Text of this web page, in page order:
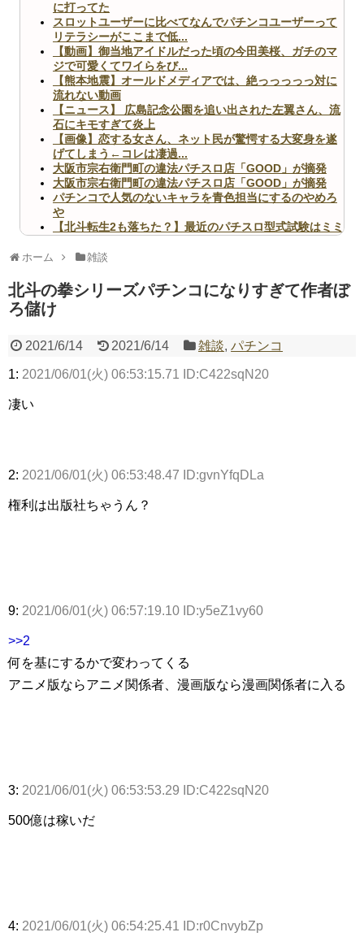
に打ってた
スロットユーザーに比べてなんでパチンコユーザーって
リテラシーがここまで低...
【動画】御当地アイドルだった頃の今田美桜、ガチのマ
ジで可愛くてワイらをび...
【熊本地震】オールドメディアでは、絶っっっっっ対に
流れない動画
【ニュース】 広島記念公園を追い出された左翼さん、流
石にキモすぎて炎上
【画像】恋する女さん、ネット民が驚愕する大変身を遂
げてしまう←コレは凄過...
大阪市宗右衛門町の違法パチスロ店「GOOD」が摘発
大阪市宗右衛門町の違法パチスロ店「GOOD」が摘発
パチンコで人気のないキャラを青色担当にするのやめろ
や
【北斗転生2も落ちた？】最近のパチスロ型式試験はミミ
無職のパチンコカス(22)なんやが、ワイの人生どれくら
AngelBeats!とかいうクソアニメの思い出ｗｗｗ
Powered by livedoor 相互RSS
ホーム 雑談
北斗の拳シリーズパチンコになりすぎて作者ぼ
ろ儲け
2021/6/14 2021/6/14 雑談,パチンコ
1: 2021/06/01(火) 06:53:15.71 ID:C422sqN20
凄い
2: 2021/06/01(火) 06:53:48.47 ID:gvnYfqDLa
権利は出版社ちゃうん？
9: 2021/06/01(火) 06:57:19.10 ID:y5eZ1vy60
>>2
何を基にするかで変わってくる
アニメ版ならアニメ関係者、漫画版なら漫画関係者に入る
3: 2021/06/01(火) 06:53:53.29 ID:C422sqN20
500億は稼いだ
4: 2021/06/01(火) 06:54:25.41 ID:r0CnvybZp